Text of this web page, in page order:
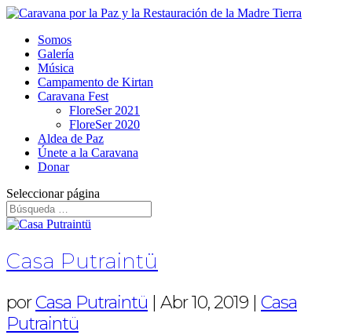
Somos
Galería
Música
Campamento de Kirtan
Caravana Fest
FloreSer 2021
FloreSer 2020
Aldea de Paz
Únete a la Caravana
Donar
Seleccionar página
Casa Putraintü
porCasa Putraintü | Abr 10, 2019 | Casa
Putraintü